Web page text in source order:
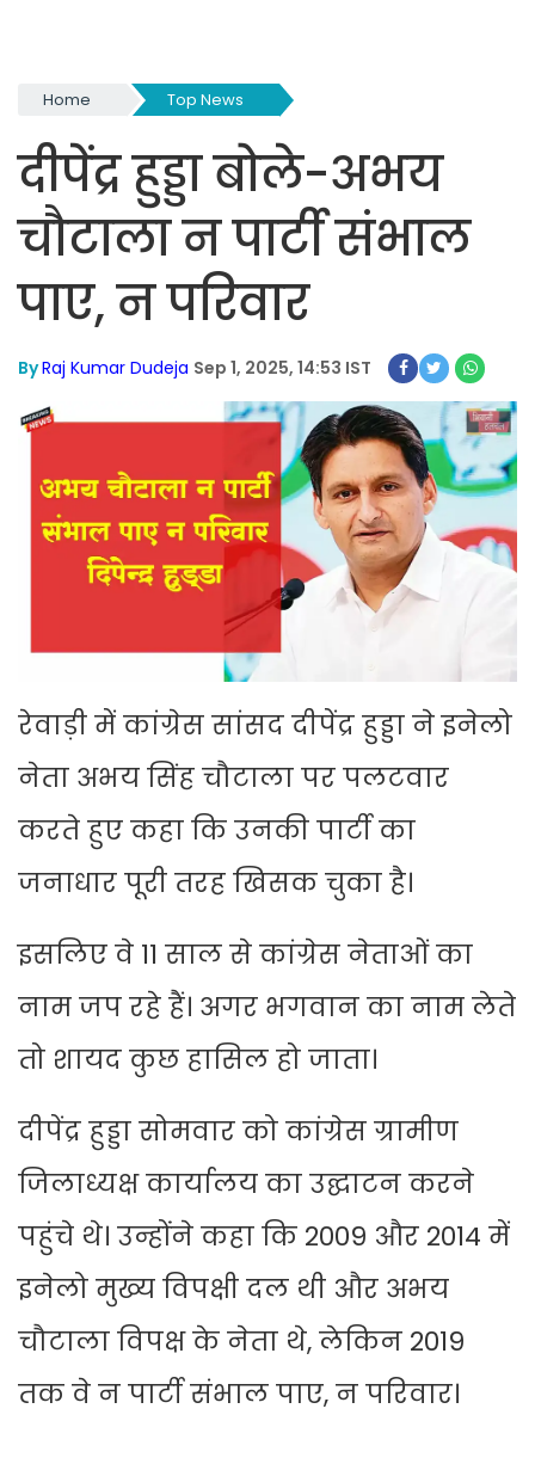
Home Top News
दीपेंद्र हुड्डा बोले-अभय
चौटाला न पार्टी संभाल
पाए, न परिवार
ByRaj Kumar Dudeja Sep 1, 2025, 14:53 IST
रेवाड़ी में कांग्रेस सांसद दीपेंद्र हुड्डा ने इनेलो
नेता अभय सिंह चौटाला पर पलटवार
करते हुए कहा कि उनकी पार्टी का
जनाधार पूरी तरह खिसक चुका है।
इसलिए वे 11 साल से कांग्रेस नेताओं का
नाम जप रहे हैं। अगर भगवान का नाम लेते
तो शायद कुछ हासिल हो जाता।
दीपेंद्र हुड्डा सोमवार को कांग्रेस ग्रामीण
जिलाध्यक्ष कार्यालय का उद्घाटन करने
पहुंचे थे। उन्होंने कहा कि 2009 और 2014 में
इनेलो मुख्य विपक्षी दल थी और अभय
चौटाला विपक्ष के नेता थे, लेकिन 2019
तक वे न पार्टी संभाल पाए, न परिवार।